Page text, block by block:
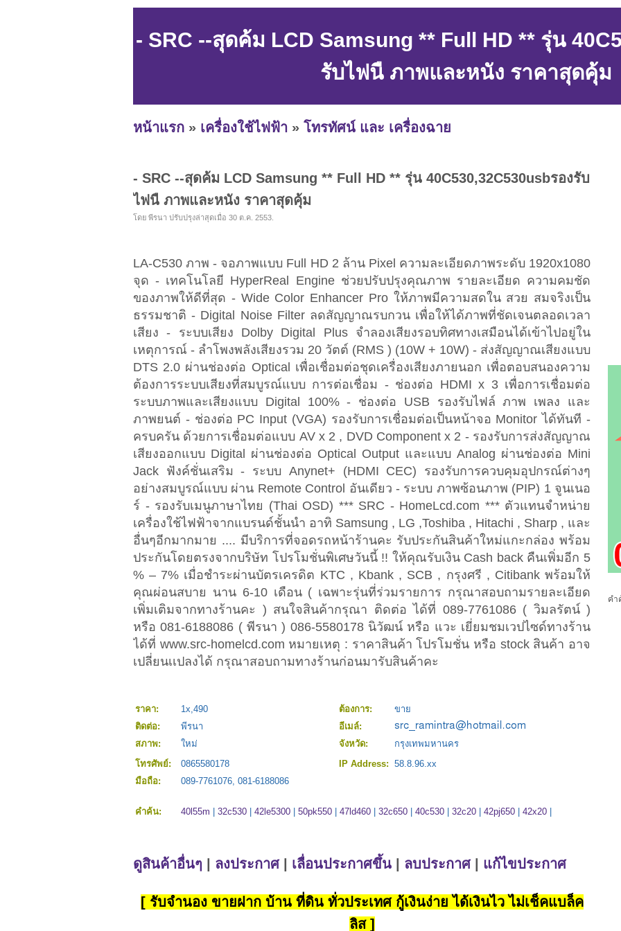
- SRC --สุดค้ม LCD Samsung ** Full HD ** รุ่น
รับไฟนื ภาพและหนัง ราคาสุดคุ้ม
หน้าแรก » เครื่องใช้ไฟฟ้า » โทรทัศน์ และ เครื่องฉาย
- SRC --สุดค้ม LCD Samsung ** Full HD ** รุ่น 40C530,32C530usbรองรับ
ไฟนื ภาพและหนัง ราคาสุดคุ้ม
โดย พีรนา ปรับปรุงล่าสุดเมื่อ 30 ต.ค. 2553.
LA-C530 ภาพ - จอภาพแบบ Full HD 2 ล้าน Pixel ความละเอียดภาพระดับ 1920x1080
จุด - เทคโนโลยี HyperReal Engine ช่วยปรับปรุงคุณภาพ รายละเอียด ความคมชัด
ของภาพให้ดีที่สุด - Wide Color Enhancer Pro ให้ภาพมีความสดใน สวย สมจริงเป็น
ธรรมชาติ - Digital Noise Filter ลดสัญญาณรบกวน เพื่อให้ได้ภาพที่ชัดเจนตลอดเวลา
เสียง - ระบบเสียง Dolby Digital Plus จำลองเสียงรอบทิศทางเสมือนได้เข้าไปอยู่ใน
เหตุการณ์ - ลำโพงพลังเสียงรวม 20 วัตต์ (RMS ) (10W + 10W) - ส่งสัญญาณเสียงแบบ
DTS 2.0 ผ่านช่องต่อ Optical เพื่อเชื่อมต่อชุดเครื่องเสียงภายนอก เพื่อตอบสนองความ
ต้องการระบบเสียงที่สมบูรณ์แบบ การต่อเชื่อม - ช่องต่อ HDMI x 3 เพื่อการเชื่อมต่อ
ระบบภาพและเสียงแบบ Digital 100% - ช่องต่อ USB รองรับไฟล์ ภาพ เพลง และ
ภาพยนต์ - ช่องต่อ PC Input (VGA) รองรับการเชื่อมต่อเป็นหน้าจอ Monitor ได้ทันที -
ครบครัน ด้วยการเชื่อมต่อแบบ AV x 2 , DVD Component x 2 - รองรับการส่งสัญญาณ
เสียงออกแบบ Digital ผ่านช่องต่อ Optical Output และแบบ Analog ผ่านช่องต่อ Mini
Jack ฟังค์ชั่นเสริม - ระบบ Anynet+ (HDMI CEC) รองรับการควบคุมอุปกรณ์ต่างๆ
อย่างสมบูรณ์แบบ ผ่าน Remote Control อันเดียว - ระบบ ภาพซ้อนภาพ (PIP) 1 จูนเนอ
ร์ - รองรับเมนูภาษาไทย (Thai OSD) *** SRC - HomeLcd.com *** ตัวแทนจำหน่าย
เครื่องใช้ไฟฟ้าจากแบรนด์ชั้นนำ อาทิ Samsung , LG ,Toshiba , Hitachi , Sharp , และ
อื่นๆอีกมากมาย .... มีบริการที่จอดรถหน้าร้านคะ รับประกันสินค้าใหม่แกะกล่อง พร้อม
ประกันโดยตรงจากบริษัท โปรโมชั่นพิเศษวันนี้ !! ให้คุณรับเงิน Cash back คืนเพิ่มอีก 5
% – 7% เมื่อชำระผ่านบัตรเครดิต KTC , Kbank , SCB , กรุงศรี , Citibank พร้อมให้
คุณผ่อนสบาย นาน 6-10 เดือน ( เฉพาะรุ่นที่ร่วมรายการ กรุณาสอบถามรายละเอียด
เพิ่มเติมจากทางร้านคะ ) สนใจสินค้ากรุณา ติดต่อ ได้ที่ 089-7761086 ( วิมลรัตน์ )
หรือ 081-6188086 ( พีรนา ) 086-5580178 นิวัฒน์ หรือ แวะ เยี่ยมชมเวปไซด์ทางร้าน
ได้ที่ www.src-homelcd.com หมายเหตุ : ราคาสินค้า โปรโมชั่น หรือ stock สินค้า อาจ
เปลี่ยนเเปลงได้ กรุณาสอบถามทางร้านก่อนมารับสินค้าคะ
ราคา: 1x,490 ต้องการ:
ขาย
ติดต่อ:
พีรนา
อีเมล์:
สภาพ:
ใหม่ จังหวัด:
กรุงเทพมหานคร
โทรศัพย์:
0865580178 IP Address: 58.8.96.xx
มือถือ:
089-7761076, 081-6188086
คำค้น: 40l55m 32c530 42le5300 50pk550 47ld460 32c650 40c530 32c20 42pj650 42x20
ดูสินค้าอื่นๆ ลงประกาศ| เลื่อนประกาศขึ้น ลบประกาศ| แก้ไขประกาศ
[ รับจำนอง ขายฝาก บ้าน ที่ดิน ทั่วประเทศ กู้เงินง่าย ได้เงินไว ไม่เช็คแบล็ค
ลิส ]
คำ